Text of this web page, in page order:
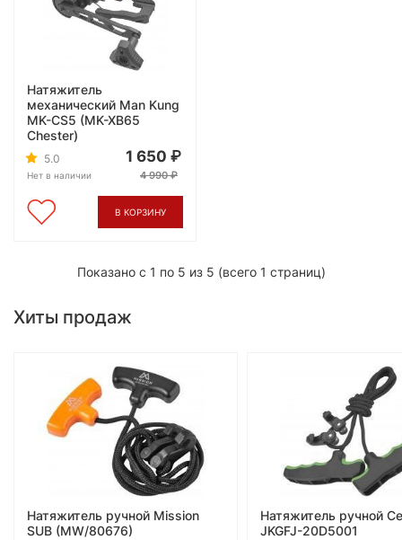
Натяжитель
механический Man Kung
MK-CS5 (MK-XB65
Chester)
5.0
Нет в наличии
1 650
4 990
В КОРЗИНУ
Показано с 1 по 5 из 5 (всего 1 страниц)
Хиты продаж
Натяжитель ручной Mission
SUB (MW/80676)
Натяжитель ручной
JKGFJ-20D5001